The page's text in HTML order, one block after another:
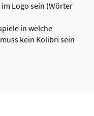
Logo sein (Wörter
in welche
kein Kolibri sein